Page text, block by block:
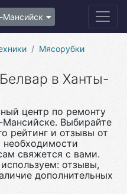
Мансийск
Мясорубки
в Ханты-
центр по ремонту
Выбирайте
рейтинг и отзывы от
необходимости
свяжется с вами.
отзывы,
дополнительных